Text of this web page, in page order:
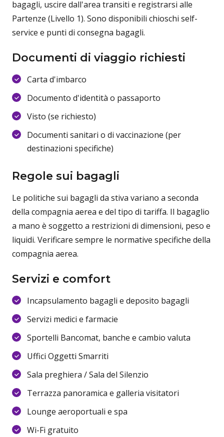
bagagli, uscire dall'area transiti e registrarsi alle
Partenze (Livello 1). Sono disponibili chioschi self-
service e punti di consegna bagagli.
Documenti di viaggio richiesti
Carta d'imbarco
Documento d'identità o passaporto
Visto (se richiesto)
Documenti sanitari o di vaccinazione (per
destinazioni specifiche)
Regole sui bagagli
Le politiche sui bagagli da stiva variano a seconda
della compagnia aerea e del tipo di tariffa. Il bagaglio
a mano è soggetto a restrizioni di dimensioni, peso e
liquidi. Verificare sempre le normative specifiche della
compagnia aerea.
Servizi e comfort
Incapsulamento bagagli e deposito bagagli
Servizi medici e farmacie
Sportelli Bancomat, banche e cambio valuta
Uffici Oggetti Smarriti
Sala preghiera / Sala del Silenzio
Terrazza panoramica e galleria visitatori
Lounge aeroportuali e spa
Wi-Fi gratuito